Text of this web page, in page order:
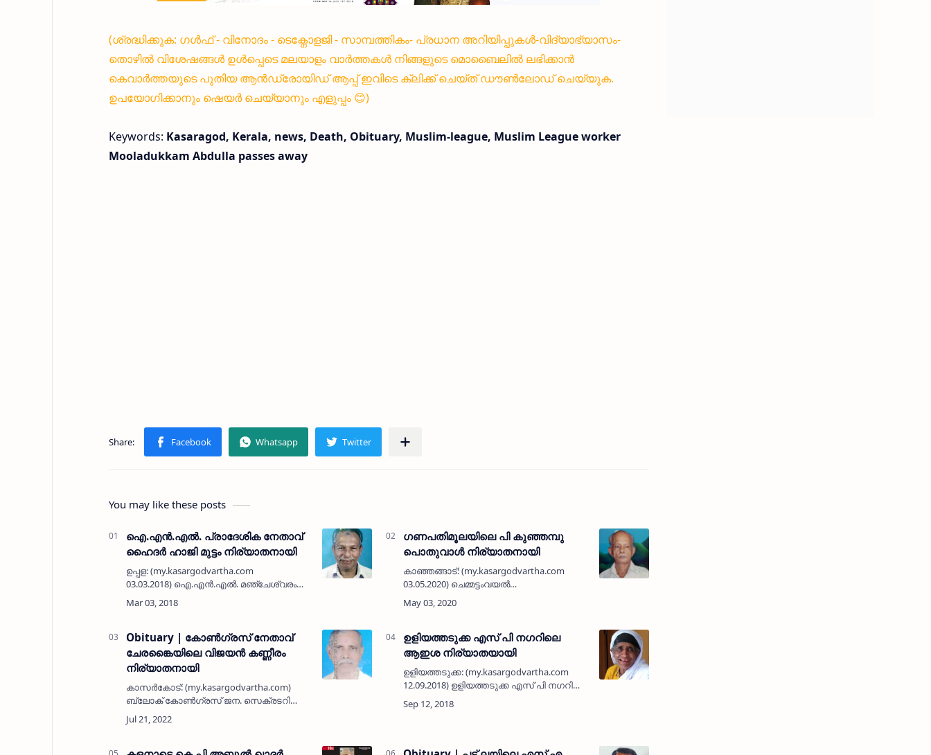
(ശ്രദ്ധിക്കുക: ഗൾഫ് - വിനോദം - ടെക്നോളജി - സാമ്പത്തികം- പ്രധാന അറിയിപ്പുകൾ-വിദ്യാഭ്യാസം-
തൊഴിൽ വിശേഷങ്ങൾ ഉൾപ്പെടെ മലയാളം വാർത്തകൾ നിങ്ങളുടെ മൊബൈലിൽ ലഭിക്കാൻ
കെവാർത്തയുടെ പുതിയ ആൻഡ്രോയിഡ് ആപ്പ് ഇവിടെ ക്ലിക്ക് ചെയ്ത് ഡൗൺലോഡ് ചെയ്യുക.
ഉപയോഗിക്കാനും ഷെയർ ചെയ്യാനും എളുപ്പം 😊)
Keywords: Kasaragod, Kerala, news, Death, Obituary, Muslim-league, Muslim League worker
Mooladukkam Abdulla passes away
You may like these posts
ഐ.എന്‍.എല്‍. പ്രാദേശിക നേതാവ്
ഹൈദര്‍ ഹാജി മുട്ടം നിര്യാതനായി
ഉപ്പള: (my.kasargodvartha.com
03.03.2018) ഐ.എന്‍.എല്‍. മഞ്ചേശ്വരം
മണ്ഡലം ട്രഷറര്‍ ഹൈദര്‍ ഹാജി മുട്ടം (73)
നിര്യാതനായി. മാസങ്ങളായി
മൂര്‍ഛിച്ചതി…
ഗണപതിമൂലയിലെ പി കുഞ്ഞമ്പു
പൊതുവാള്‍ നിര്യാതനായി
കാഞ്ഞങ്ങാട്: (my.kasargodvartha.com
03.05.2020) ചെമ്മട്ടംവയല്‍
ഗണപതിമൂലയിലെ പി കുഞ്ഞമ്പു
പൊതുവാള്‍ (78) നിര്യാതനായി. ഭാര്യ:
അശോകന്‍ (അധ്യാപക…
Obituary | കോണ്‍ഗ്രസ് നേതാവ്
ചേരങ്കൈയിലെ വിജയന്‍ കണ്ണീരം
നിര്യാതനായി
കാസര്‍കോട്: (my.kasargodvartha.com)
ബ്ലോക് കോണ്‍ഗ്രസ് ജന. സെക്രടറി
ചേരങ്കൈ ശാന്തിനഗര്‍ കണ്ണീരം നിവാസില്‍
വിജയന്‍ കണ്ണീരം (69) മംഗ്ളൂറിലെ
ഉളിയത്തടുക്ക എസ് പി നഗറിലെ
ആഇശ നിര്യാതയായി
ഉളിയത്തടുക്ക: (my.kasargodvartha.com
12.09.2018) ഉളിയത്തടുക്ക എസ് പി നഗറിലെ
ഇബ്രാഹിമിന്റെ ഭാര്യ ആഇശ (73)
നിര്യാതയായി. മക്കള്‍: സുഹറ, സക്കീന,